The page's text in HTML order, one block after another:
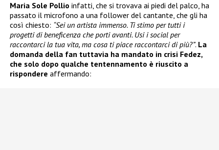
Maria Sole Pollio infatti, che si trovava ai piedi del palco, ha
passato il microfono a una follower del cantante, che gli ha
così chiesto: “Sei un artista immenso. Ti stimo per tutti i
progetti di beneficenza che porti avanti. Usi i social per
raccontarci la tua vita, ma cosa ti piace raccontarci di più?”. La
domanda della fan tuttavia ha mandato in crisi Fedez,
che solo dopo qualche tentennamento è riuscito a
rispondere affermando: